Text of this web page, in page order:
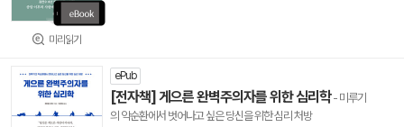
미리읽기
ePub
[전자책] 게으른 완벽주의자를 위한 심리학- 미루기
의 악순환에서 벗어나고 싶은 당신을 위한 심리 처방